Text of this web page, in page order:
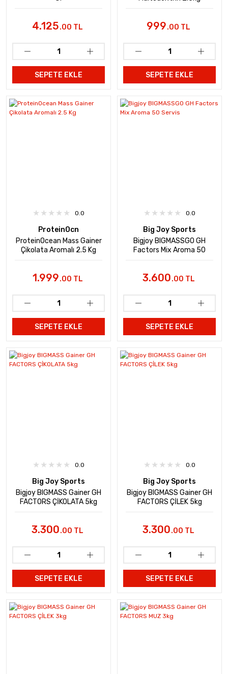
4.125.00 TL
SEPETE EKLE
999.00 TL
SEPETE EKLE
0.0
ProteinOcn
ProteinOcean Mass Gainer
Çikolata Aromalı 2.5 Kg
1.999.00 TL
SEPETE EKLE
0.0
Big Joy Sports
Bigjoy BIGMASSGO GH
Factors Mix Aroma 50
3.600.00 TL
SEPETE EKLE
0.0
Big Joy Sports
Bigjoy BIGMASS Gainer GH
FACTORS ÇİKOLATA 5kg
3.300.00 TL
SEPETE EKLE
0.0
Big Joy Sports
Bigjoy BIGMASS Gainer GH
FACTORS ÇİLEK 5kg
3.300.00 TL
SEPETE EKLE